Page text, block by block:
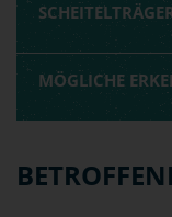
MÖGLICHE